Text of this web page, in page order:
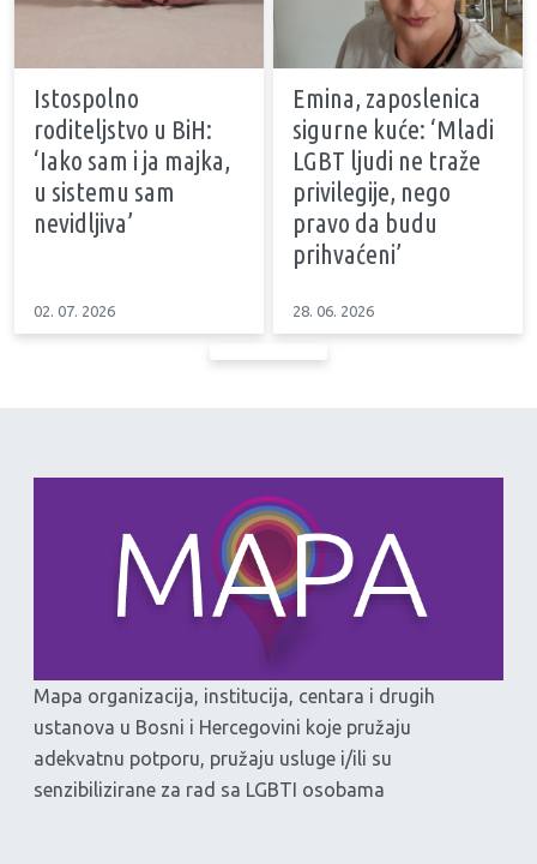
Istospolno
roditeljstvo u BiH:
‘Iako sam i ja majka,
u sistemu sam
nevidljiva’
02. 07. 2026
Emina, zaposlenica
sigurne kuće: ‘Mladi
LGBT ljudi ne traže
privilegije, nego
pravo da budu
prihvaćeni’
28. 06. 2026
Mapa organizacija, institucija, centara i drugih
ustanova u Bosni i Hercegovini koje pružaju
adekvatnu potporu, pružaju usluge i/ili su
senzibilizirane za rad sa LGBTI osobama